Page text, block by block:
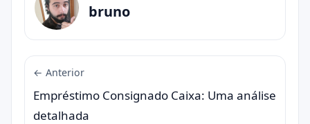
bruno
← Anterior
Empréstimo Consignado Caixa: Uma análise
detalhada